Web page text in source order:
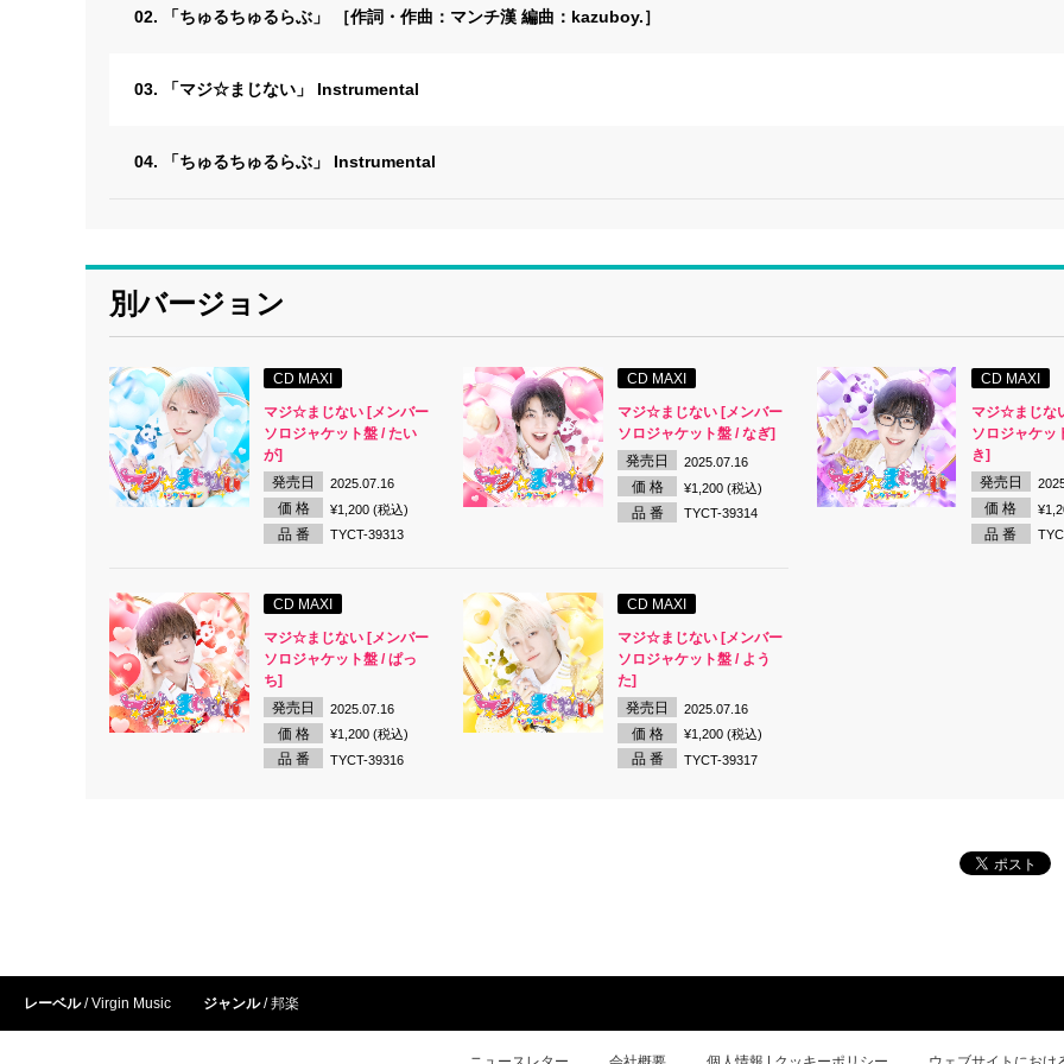
02. 「ちゅるちゅるらぶ」 ［作詞・作曲：マンチ漢 編曲：kazuboy.］
03. 「マジ☆まじない」 Instrumental
04. 「ちゅるちゅるらぶ」 Instrumental
別バージョン
CD MAXI
マジ☆まじない [メンバー
ソロジャケット盤 / たい
が]
発売日
2025.07.16
価 格 ¥1,200 (税込)
品 番 TYCT-39313
CD MAXI
マジ☆まじない [メンバー
ソロジャケット盤 / なぎ]
発売日
2025.07.16
価 格 ¥1,200 (税込)
品 番 TYCT-39314
CD MAXI
マジ☆まじな
ソロジャケッ
き]
発売日
価 格
品 番
CD MAXI
マジ☆まじない [メンバー
ソロジャケット盤 / ぱっ
ち]
発売日
2025.07.16
価 格 ¥1,200 (税込)
品 番 TYCT-39316
CD MAXI
マジ☆まじない [メンバー
ソロジャケット盤 / よう
た]
発売日
2025.07.16
価 格 ¥1,200 (税込)
品 番 TYCT-39317
レーベル Virgin Music ジャンル 邦楽